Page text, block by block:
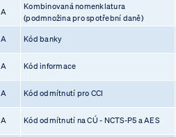
A
Kombinovaná nomenklatura
(podmnožina pro spotřební daně)
A Kód banky
A Kód informace
A Kód odmítnutí pro CCI
A Kód odmítnutí na CÚ - NCTS-P5 a AES